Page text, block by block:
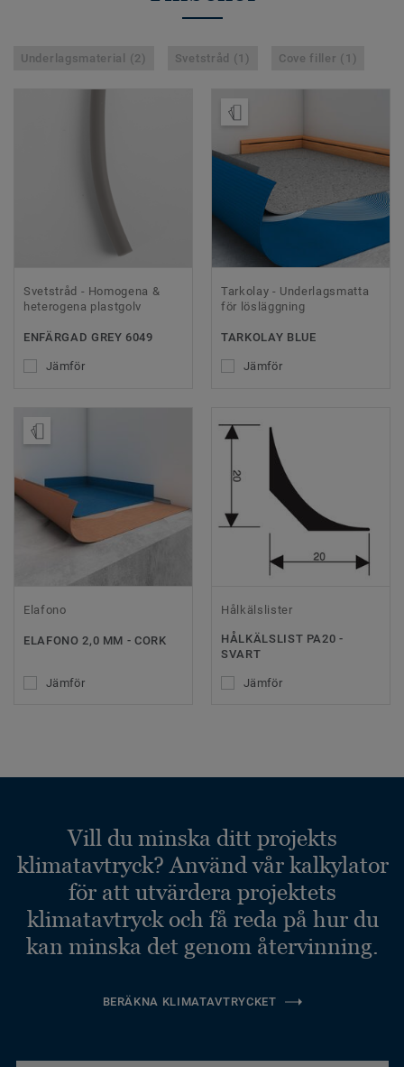
Underlagsmaterial (2) Svetstråd (1) Cove filler (1)
Svetstråd - Homogena &
heterogena plastgolv
ENFÄRGAD GREY 6049
Jämför
Tarkolay - Underlagsmatta
för lösläggning
TARKOLAY BLUE
Jämför
Elafono
ELAFONO 2,0 MM - CORK
Jämför
Hålkälslister
HÅLKÄLSLIST PA20 -
SVART
Jämför
Vill du minska ditt projekts
klimatavtryck? Använd vår kalkylator
för att utvärdera projektets
klimatavtryck och få reda på hur du
kan minska det genom återvinning.
BERÄKNA KLIMATAVTRYCKET